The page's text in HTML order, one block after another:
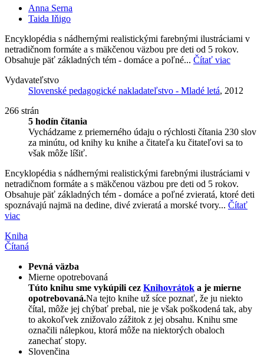
Anna Serna
Taida Iňigo
Encyklopédia s nádhernými realistickými farebnými ilustráciami v
netradičnom formáte a s mäkčenou väzbou pre deti od 5 rokov.
Obsahuje päť základných tém - domáce a poľné... Čítať viac
Vydavateľstvo
Slovenské pedagogické nakladateľstvo - Mladé letá, 2012
266 strán
5 hodín čítania
Vychádzame z priemerného údaju o rýchlosti čítania 230 slov
za minútu, od knihy ku knihe a čitateľa ku čitateľovi sa to
však môže líšiť.
Encyklopédia s nádhernými realistickými farebnými ilustráciami v
netradičnom formáte a s mäkčenou väzbou pre deti od 5 rokov.
Obsahuje päť základných tém - domáce a poľné zvieratá, ktoré deti
spoznávajú najmä na dedine, divé zvieratá a morské tvory... Čítať
viac
Kniha
Čítaná
Pevná väzba
Mierne opotrebovaná
Túto knihu sme vykúpili cez Knihovrátok a je mierne
opotrebovaná.Na tejto knihe už síce poznať, že ju niekto
čítal, môže jej chýbať prebal, nie je však poškodená tak, aby
to akokoľvek znižovalo zážitok z jej obsahu. Knihu sme
označili nálepkou, ktorá môže na niektorých obaloch
zanechať stopy.
Slovenčina